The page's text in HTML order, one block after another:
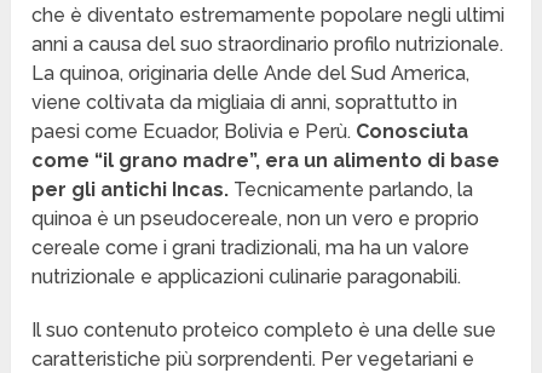
che è diventato estremamente popolare negli ultimi
anni a causa del suo straordinario profilo nutrizionale.
La quinoa, originaria delle Ande del Sud America,
viene coltivata da migliaia di anni, soprattutto in
paesi come Ecuador, Bolivia e Perù. Conosciuta
come “il grano madre”, era un alimento di base
per gli antichi Incas. Tecnicamente parlando, la
quinoa è un pseudocereale, non un vero e proprio
cereale come i grani tradizionali, ma ha un valore
nutrizionale e applicazioni culinarie paragonabili.
Il suo contenuto proteico completo è una delle sue
caratteristiche più sorprendenti. Per vegetariani e